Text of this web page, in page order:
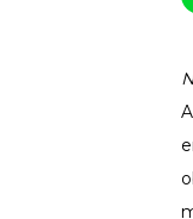
Saiba
Tudo para
Imprensa